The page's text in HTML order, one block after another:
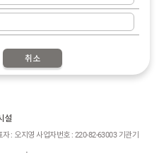
취소
설
: 오지영 사업자번호 : 220-82-63003 기관기